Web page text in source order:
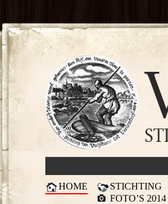
HOME STICHTING
FOTO’S 2014